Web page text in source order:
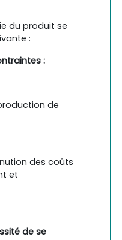
du produit se
:
:
de
des coûts
et
de se